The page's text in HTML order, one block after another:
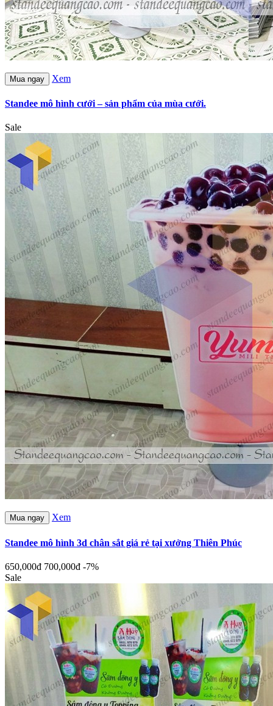
Mua ngay Xem
Standee mô hình cưới – sản phẩm của mùa cưới.
Sale
Mua ngay Xem
Standee mô hình 3d chân sắt giá rẻ tại xưởng Thiên Phúc
650,000đ 700,000đ -7%
Sale